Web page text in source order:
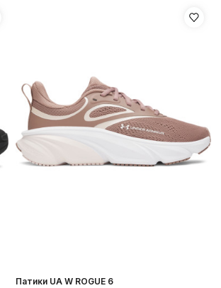
Патики UA W ROGUE 6